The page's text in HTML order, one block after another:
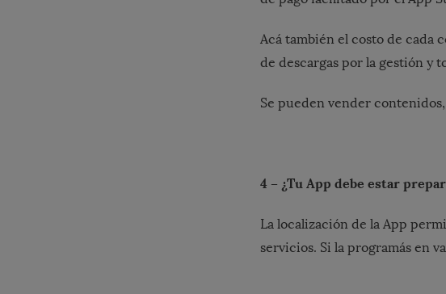
Acá también el costo de cada
de descargas por la gestión y
Se pueden vender
4 – ¿Tu App debe estar
La localización de la App
servicios. Si la programás en